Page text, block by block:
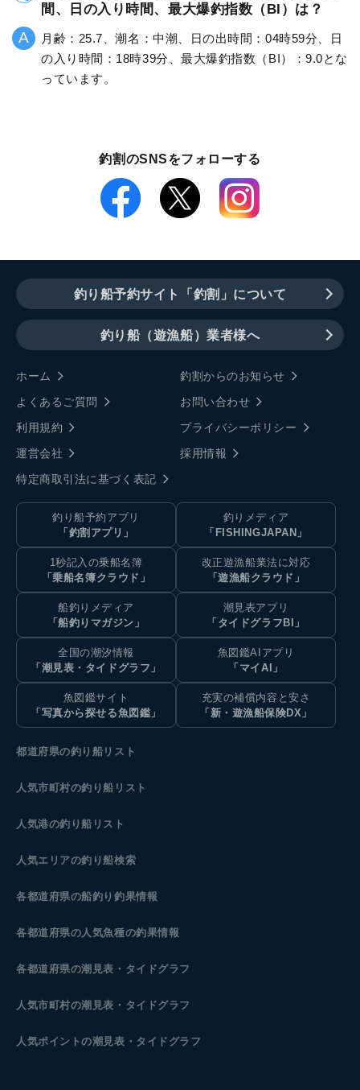
間、日の入り時間、最大爆釣指数（BI）は？
月齢：25.7、潮名：中潮、日の出時間：04時59分、日
の入り時間：18時39分、最大爆釣指数（BI）：9.0とな
っています。
釣割のSNSをフォローする
釣り船予約サイト「釣割」について
釣り船（遊漁船）業者様へ
ホーム
釣割からのお知らせ
よくあるご質問
お問い合わせ
利用規約
プライバシーポリシー
運営会社
採用情報
特定商取引法に基づく表記
釣り船予約アプリ
「釣割アプリ」
釣りメディア
「FISHINGJAPAN」
1秒記入の乗船名簿
「乗船名簿クラウド」
改正遊漁船業法に対応
「遊漁船クラウド」
船釣りメディア
「船釣りマガジン」
潮見表アプリ
「タイドグラフBI」
全国の潮汐情報
「潮見表・タイドグラフ」
魚図鑑AIアプリ
「マイAI」
魚図鑑サイト
「写真から探せる魚図鑑」
充実の補償内容と安さ
「新・遊漁船保険DX」
都道府県の釣り船リスト
人気市町村の釣り船リスト
人気港の釣り船リスト
人気エリアの釣り船検索
各都道府県の船釣り釣果情報
各都道府県の人気魚種の釣果情報
各都道府県の潮見表 ・タイドグラフ
人気市町村の潮見表・タイドグラフ
人気ポイントの潮見表・タイドグラフ